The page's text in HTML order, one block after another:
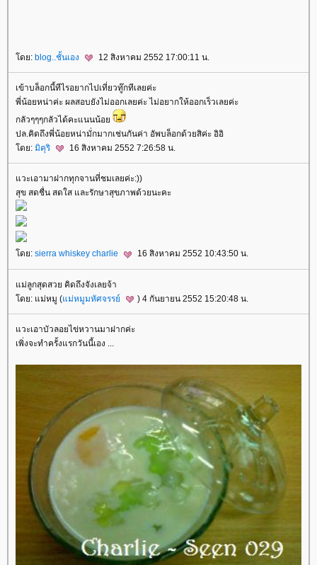
ดย: blog..ชั้นเอง 12 สิงหาคม 2552 17:00:11 น.
เข้าบล็อกนี้ทีไรอยากไปเที่ยวทู๊กทีเลยค่ะ
พี่น้อยหน่าค่ะ ผลสอบยังไม่ออกเลยค่ะ ไม่อยากให้ออกเร็วเลยค่ะ
กลัวๆๆๆกลัวได้คะแนนน้อ
ปล.คิดถึงพี่น้อยหน่ามั่กมากเช่นกันค่า อัพบล็อกด้วยสิค่ะ อิอิ
ดย: มิคุริ 16 สิงหาคม 2552 7:26:58 น.
วะเอามาฝากทุกจานที่ชมเลยค่ะ:))
สุข สดชื่น สดใส และรักษาสุขภาพด้วยนะคะ
ดย: sierra whiskey charlie 16 สิงหาคม 2552 10:43:50 น.
ม่ลูกสุดสวย คิดถึงจังเลยจ้า
ดย: แม่หมู (ม่หมูมหัศจรรย์ ) 4 กันยายน 2552 15:20:48 น.
วะเอาบัวลอยไข่หวานมาฝากค่ะ
เพิ่งจะทำครั้งแรกวันนี้เอง ...